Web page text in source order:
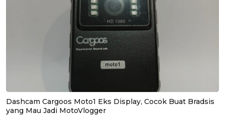
Dashcam Cargoos Moto1 Eks Display, Cocok Buat Bradsis
yang Mau Jadi MotoVlogger